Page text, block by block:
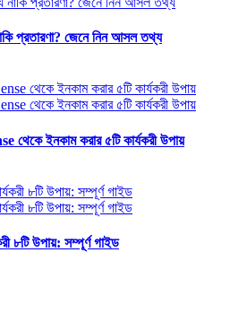
প্রতারণা? জেনে নিন আসল তথ্য
ইনকাম করার ৫টি কার্যকরী উপায়
৮টি উপায়: সম্পূর্ণ গাইড